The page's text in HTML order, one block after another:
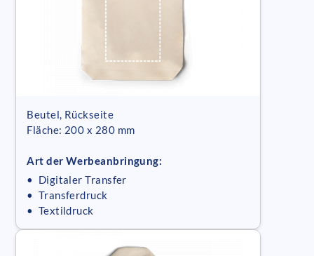
Beutel, Rückseite
Fläche: 200 x 280 mm
Art der Werbeanbringung:
• Digitaler Transfer
• Transferdruck
• Textildruck